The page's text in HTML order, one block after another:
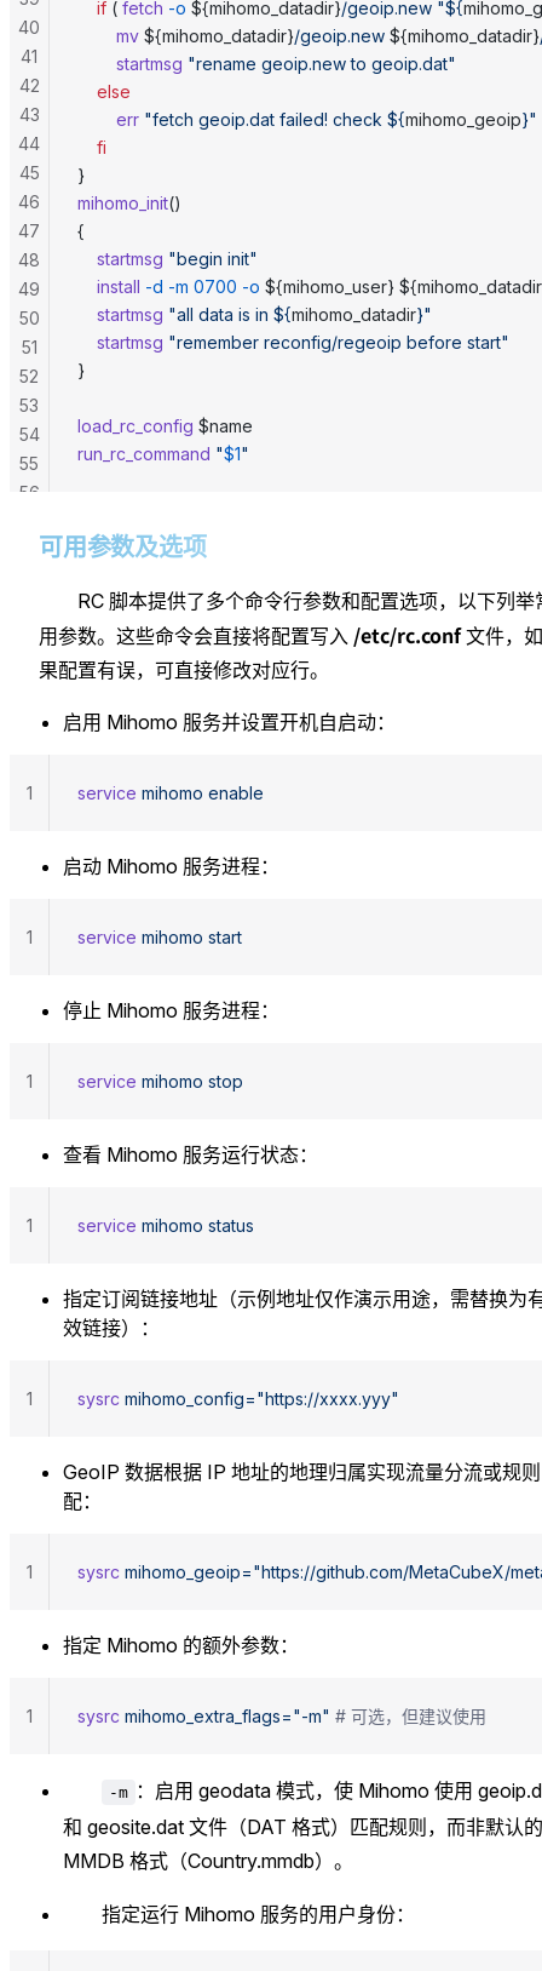
	if
( fetch -o ${mihomo_datadir}/geoip.new "${
		mv
${mihomo_datadir}/geoip.new ${mihomo_datadir}
        startmsg
"rename geoip.new to geoip.dat"
	else
		err
"fetch geoip.dat failed! check ${mihomo_geoip}"
	fi
}
mihomo_init()
{
	startmsg
"begin init"
	install
-d -m 0700 -o ${mihomo_user}
    startmsg
"all data is in ${mihomo_datadir}"
    startmsg
"remember reconfig/regeoip before start"
}
load_rc_config $name
run_rc_command "$1"
40
41
42
43
44
45
46
47
48
49
50
51
52
53
54
55
56
可用参数及选项
RC 脚本提供了多个命令行参数和配置选项，以下列举
用参数。这些命令会直接将配置写入 /etc/rc.conf文件，如
果配置有误，可直接修改对应行。
启用 Mihomo 服务并设置开机自启动：
service mihomo enable
1
启动 Mihomo 服务进程：
service mihomo start
1
停止 Mihomo 服务进程：
service mihomo stop
1
查看 Mihomo 服务运行状态：
service mihomo status
1
指定订阅链接地址（示例地址仅作演示用途，需替换为
效链接）：
sysrc mihomo_config="https://xxxx.yyy"
1
GeoIP 数据根据 IP 地址的地理归属实现流量分流或规
配：
sysrc mihomo_geoip="https://github.com/MetaCubeX/
1
指定 Mihomo 的额外参数：
sysrc mihomo_extra_flags="-m" # 可选，但建议使用
1
-m ：启用 geodata 模式，使 Mihomo 使用
和 geosite.dat 文件（DAT 格式）匹配规则，而非默认的
MMDB 格式（Country.mmdb）。
指定运行 Mihomo 服务的用户身份：